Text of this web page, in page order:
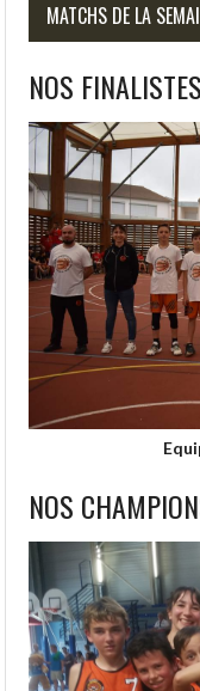
MATCHS DE LA
NOS
NOS